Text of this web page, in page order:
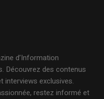
d’Information
Découvrez des contenus
interviews exclusives.
restez informé et